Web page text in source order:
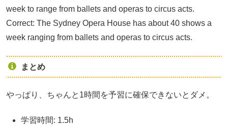
week to range from ballets and operas to circus acts.
Correct: The Sydney Opera House has about 40 shows a
week ranging from ballets and operas to circus acts.
まとめ
やっぱり、ちゃんと1時間を予習に確保できないとダメ。
学習時間: 1.5h